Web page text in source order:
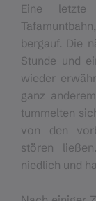
Eine letzte
bergauf. Die
Stunde und
wieder
ganz
tummelten
von den
stören
niedlich und